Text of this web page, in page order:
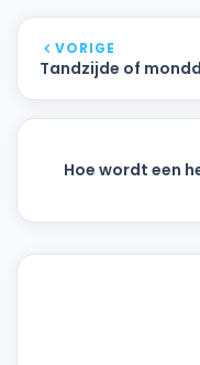
VORIGE
Tandzijde of
Hoe wordt een